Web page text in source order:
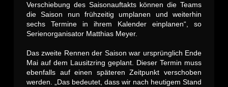
Verschiebung des Saisonauftakts können die Teams
die Saison nun frühzeitig umplanen und weiterhin
sechs Termine in ihrem Kalender einplanen“, so
Serienorganisator Matthias Meyer.
Das zweite Rennen der Saison war ursprünglich Ende
Mai auf dem Lausitzring geplant. Dieser Termin muss
ebenfalls auf einen späteren Zeitpunkt verschoben
werden. „Das bedeutet, dass wir nach heutigem Stand